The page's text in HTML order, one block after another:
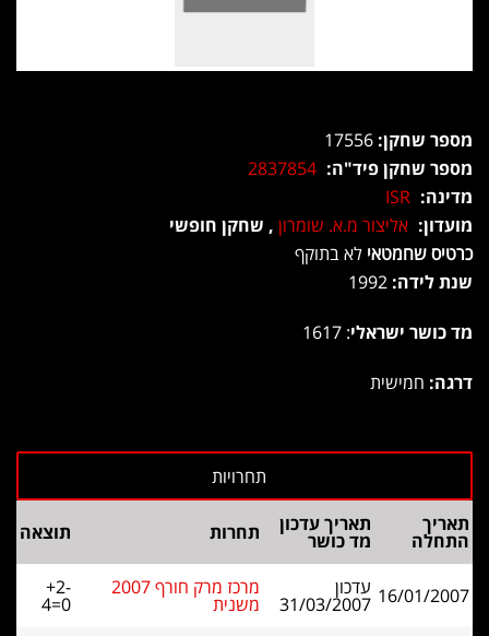
מספר שחקן:
מספר שחקן פיד"ה: 2837854
מדינה: ISR
מועדון: אליצור מ.א. שומרון , שחקן חופשי
כרטיס שחמטאי לא בתוקף
שנת לידה:
מד כושר ישראלי: 1617
דרגה: חמישית
תאריך
התחלה
תאריך עדכון
מד כושר תחרות תוצאה
16/01/2007 עדכון
31/03/2007
מרכז מרק חורף 2007
משנית
+2-
4=0